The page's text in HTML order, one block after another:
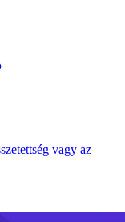
vagy az